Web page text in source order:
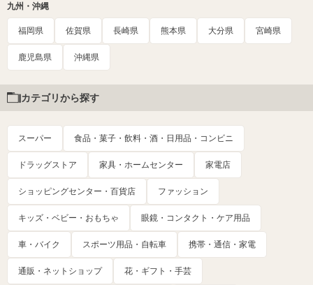
九州・沖縄
福岡県 佐賀県 長崎県 熊本県 大分県 宮崎県
鹿児島県 沖縄県
カテゴリから探す
スーパー 食品・菓子・飲料・酒・日用品・コンビニ
ドラッグストア 家具・ホームセンター 家電店
ショッピングセンター・百貨店 ファッション
キッズ・ベビー・おもちゃ 眼鏡・コンタクト・ケア用品
車・バイク スポーツ用品・自転車 携帯・通信・家電
通販・ネットショップ 花・ギフト・手芸